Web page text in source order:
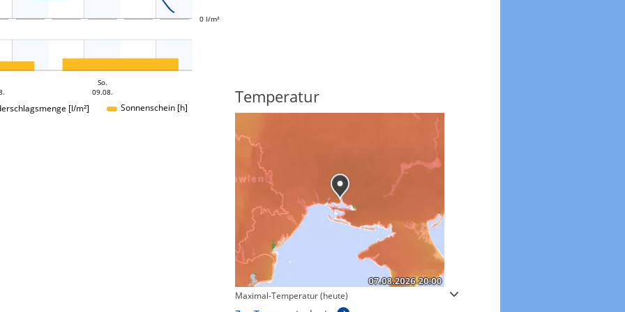
0 l/m²
So.
09.08.
[l/m²] Sonnenschein [h]
Regenradar Temperatur
Maximal-Temperatur (heute) Windgeschwindigkeiten in 3h